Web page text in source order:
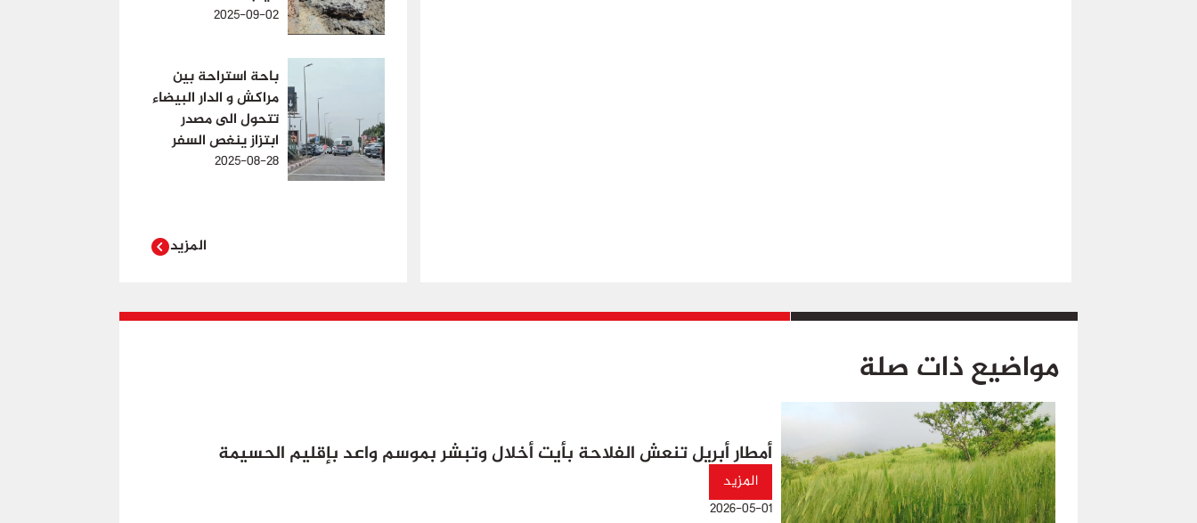
2025-09-02
باحة استراحة بين
مراكش و الدار البيضاء
تتحول الى مصدر
ابتزاز ينغص السفر
2025-08-28
المزيد
مواضيع ذات صلة
أمطار أبريل تنعش الفلاحة بأيت أخلال وتبشر بموسم واعد بإقليم الحسيمة
المزيد
2026-05-01